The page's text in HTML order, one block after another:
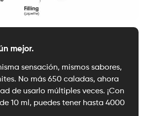
mejor.
sensación, mismos sabores,
No más 650 caladas, ahora
de usarlo múltiples veces. ¡Con
10 ml, puedes tener hasta 4000